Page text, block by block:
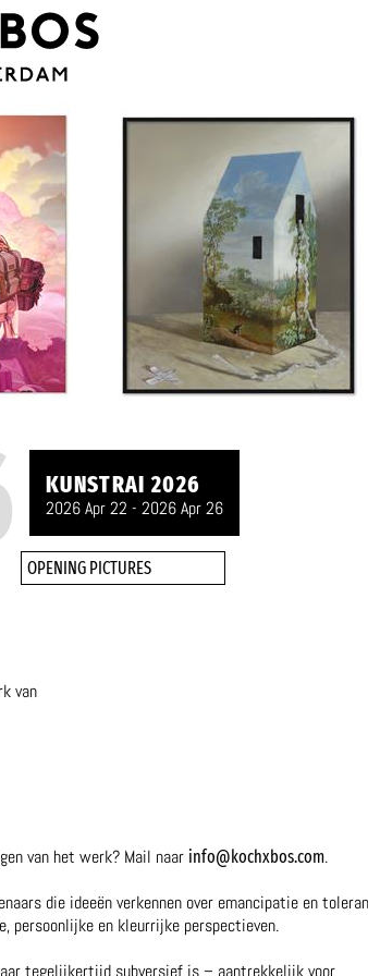
KUNSTRAI 2026
2026 Apr 22 - 2026 Apr 26
OPENING PICTURES
van
van het werk? Mail naar info@kochxbos.com.
die ideeën verkennen over emancipatie en
persoonlijke en kleurrijke perspectieven.
tegelijkertijd subversief is – aantrekkelijk voor